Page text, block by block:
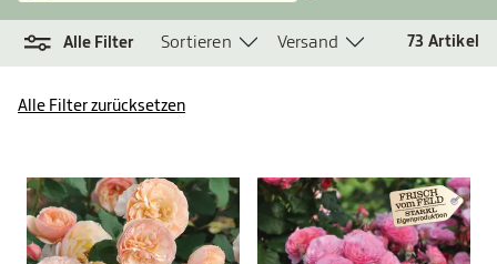
Alle Filter Sortieren Versand 73 Artikel
Alle Filter zurücksetzen